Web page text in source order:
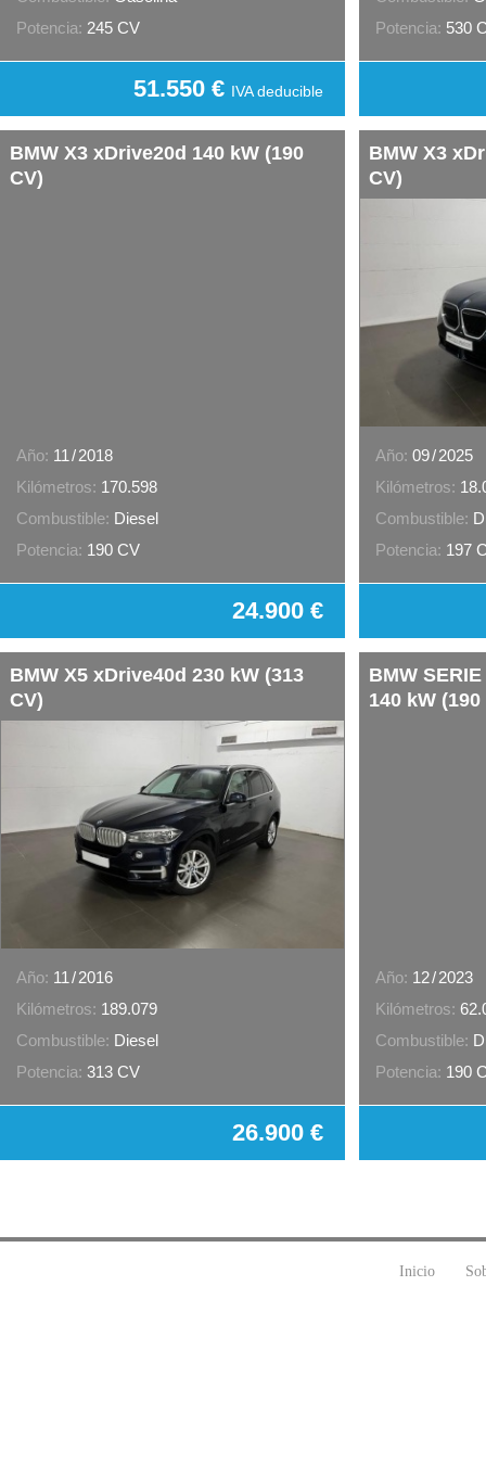
Potencia: 245 CV
51.550 € IVA deducible
Potencia: 530
BMW X3 xDrive20d 140 kW (190
CV)
Año: 11 /2018
Kilómetros: 170.598
Combustible: Diesel
Potencia: 190 CV
24.900 €
BMW X3
CV)
Año: 09/2025
Kilómetros:
Combustible:
Potencia: 197
BMW X5 xDrive40d 230 kW (313
CV)
Año: 11 /2016
Kilómetros: 189.079
Combustible: Diesel
Potencia: 313 CV
26.900 €
BMW
140 kW (190
Año: 12/2023
Kilómetros:
Combustible:
Potencia: 190
Inicio